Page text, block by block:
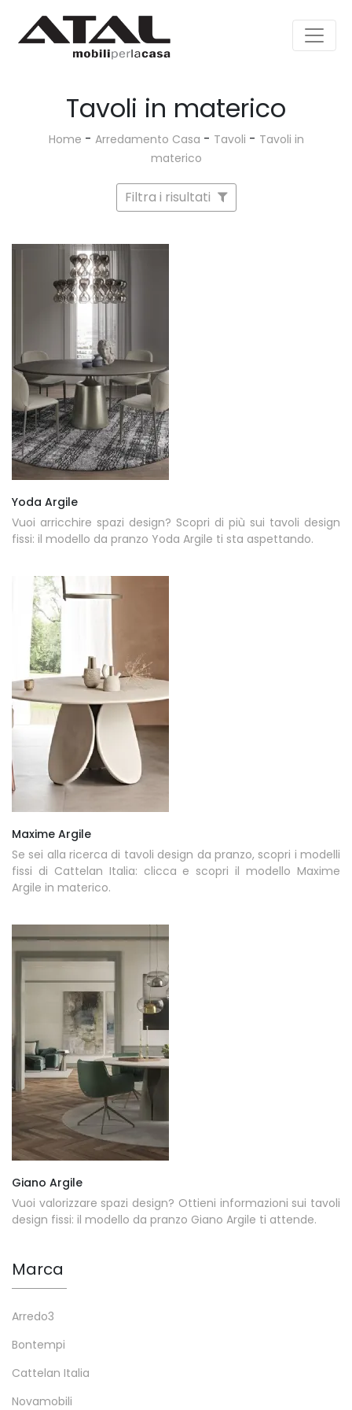
Tavoli in materico
Home - Arredamento Casa - Tavoli - Tavoli in
materico
Filtra i risultati
Yoda Argile
Vuoi arricchire spazi design? Scopri di più sui tavoli design
fissi: il modello da pranzo Yoda Argile ti sta aspettando.
Maxime Argile
Se sei alla ricerca di tavoli design da pranzo, scopri i modelli
fissi di Cattelan Italia: clicca e scopri il modello Maxime
Argile in materico.
Giano Argile
Vuoi valorizzare spazi design? Ottieni informazioni sui tavoli
design fissi: il modello da pranzo Giano Argile ti attende.
Marca
Arredo3
Bontempi
Cattelan Italia
Novamobili